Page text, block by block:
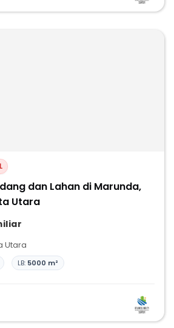
dan Lahan di Marunda,
Utara
Utara
LB: 5000 m²